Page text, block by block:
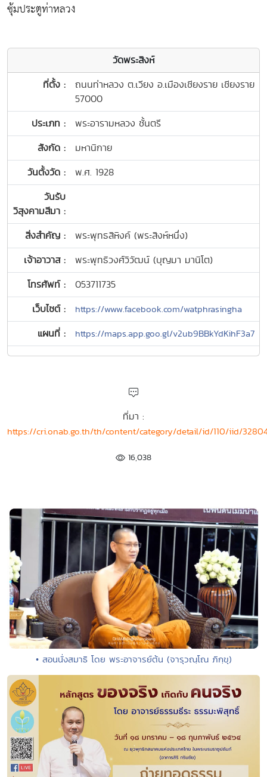
ซุ้มประตูท่าหลวง
วัดพระสิงห์
ที่ตั้ง :
ถนนท่าหลวง ต.เวียง อ.เมืองเชียงราย เชียงราย
57000
ประเภท :
พระอารามหลวง ชั้นตรี
สังกัด :
มหานิกาย
วันตั้งวัด :
พ.ศ. 1928
วันรับ
วิสุงคามสีมา :
สิ่งสำคัญ :
พระพุทธสิหิงค์ (พระสิงห์หนึ่ง)
เจ้าอาวาส :
พระพุทธิวงศ์วิวัฒน์ (บุญมา มานิโต)
โทรศัพท์ :
053711735
เว็บไซต์ :
https://www.facebook.com/watphrasingha
แผนที่ : https://maps.app.goo.gl/v2ub9BBkYdKihF3a7
ที่มา :
https://cri.onab.go.th/th/content/category/detail/id/110/iid/
16,038
• สอนนั่งสมาธิ โดย พระอาจารย์ต้น (จารุวณฺโณ ภิกฺขุ)